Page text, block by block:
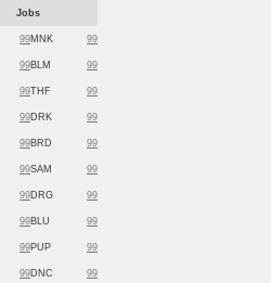
Jobs
99MNK 99
99BLM 99
99THF 99
99DRK 99
99BRD 99
99SAM 99
99DRG 99
99BLU 99
99PUP 99
99DNC 99